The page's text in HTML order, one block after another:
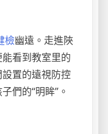
檢幽遠。走進陜
看到教室里的
置的遠視防控
們的“明眸”。